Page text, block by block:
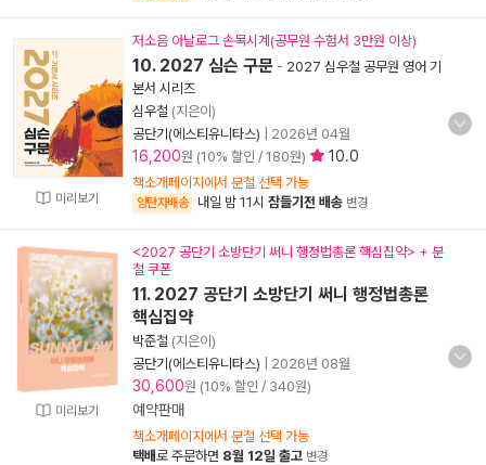
미리보기
저소음 아날로그 손목시계(공무원 수험서 3만원 이상)
10. 2027 심슨 구문 - 2027 심우철 공무원 영어 기
본서 시리즈
심우철 (지은이)
공단기(에스티유니타스)
2026년 04월
16,200원 (10% 할인 / 180원) 10.0
책소개페이지에서 분철 선택 가능
양탄자배송 내일 밤 11시 잠들기전 배송 변경
미리보기
<2027 공단기 소방단기 써니 행정법총론 핵심집약> + 분
철 쿠폰
11. 2027 공단기 소방단기 써니 행정법총론
핵심집약
박준철 (지은이)
공단기(에스티유니타스)
2026년 08월
30,600원 (10% 할인 / 340원)
예약판매
책소개페이지에서 분철 선택 가능
택배로 주문하면 8월 12일 출고 변경